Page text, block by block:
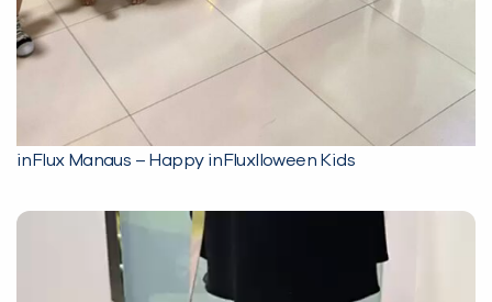
inFlux Manaus – Happy inFluxlloween Kids